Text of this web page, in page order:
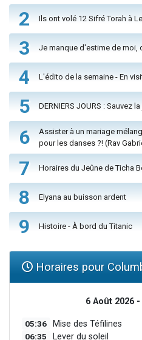
2 Ils ont volé 12 Sifré Torah à
3 Je manque d'estime de moi,
4 L'édito de la semaine - En
5 DERNIERS JOURS : Sauvez
6
Assister à un mariage
pour les danses ?! (Rav
7 Horaires du Jeûne de Ticha
8 Elyana au buisson ardent
9 Histoire - À bord du Titanic
Horaires pour
6 Août 2026 -
05:36 Mise des Téfilines
06:35 Lever du soleil